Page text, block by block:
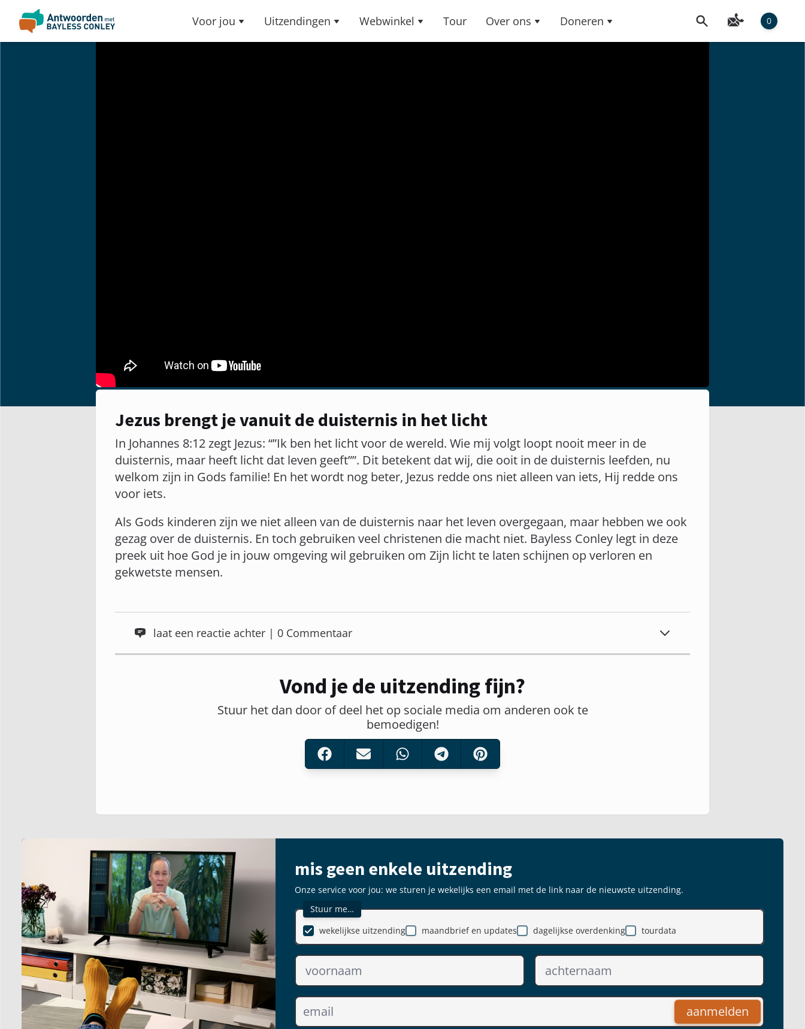
Voor jou Uitzendingen Webwinkel Tour Over ons Doneren 0
Jezus brengt je vanuit de duisternis in het licht
In Johannes 8:12 zegt Jezus: “”Ik ben het licht voor de wereld. Wie mij volgt loopt nooit meer in de
duisternis, maar heeft licht dat leven geeft””. Dit betekent dat wij, die ooit in de duisternis leefden, nu
welkom zijn in Gods familie! En het wordt nog beter, Jezus redde ons niet alleen van iets, Hij redde ons
voor iets.
Als Gods kinderen zijn we niet alleen van de duisternis naar het leven overgegaan, maar hebben we ook
gezag over de duisternis. En toch gebruiken veel christenen die macht niet. Bayless Conley legt in deze
preek uit hoe God je in jouw omgeving wil gebruiken om Zijn licht te laten schijnen op verloren en
gekwetste mensen.
laat een reactie achter | 0 Commentaar
Vond je de uitzending fijn?
Stuur het dan door of deel het op sociale media om anderen ook te
bemoedigen!
mis geen enkele uitzending
Onze service voor jou: we sturen je wekelijks een email met de link naar de nieuwste uitzending.
Stuur me…
maandbrief en updates
dagelijkse overdenking
wekelijkse uitzending tourdata
aanmelden